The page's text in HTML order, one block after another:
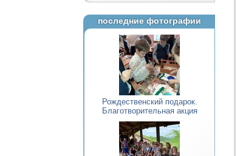
последние фотографии
Рождественский подарок.
Благотворительная акция